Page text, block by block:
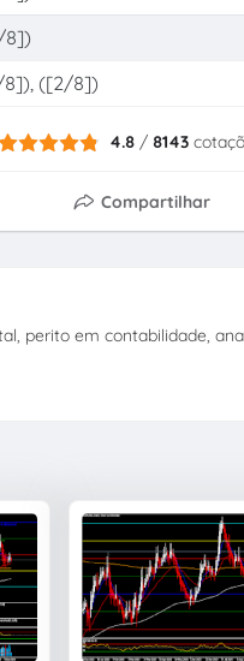
8])
([2/8])
4.8 / 8143
Compartilhar
perito em contabilidade,